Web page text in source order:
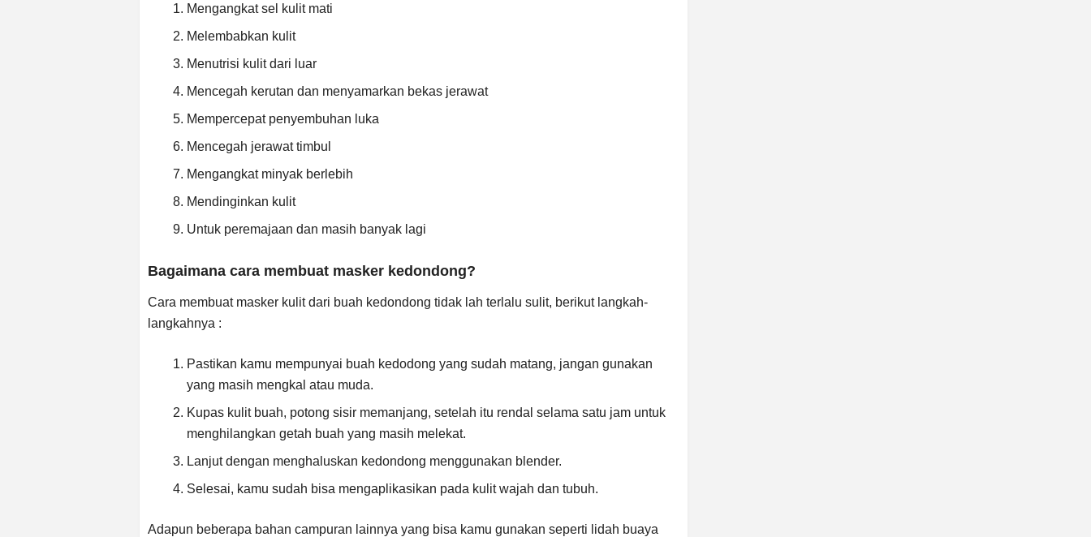
Mengangkat sel kulit mati
Melembabkan kulit
Menutrisi kulit dari luar
Mencegah kerutan dan menyamarkan bekas jerawat
Mempercepat penyembuhan luka
Mencegah jerawat timbul
Mengangkat minyak berlebih
Mendinginkan kulit
Untuk peremajaan dan masih banyak lagi
Bagaimana cara membuat masker kedondong?
Cara membuat masker kulit dari buah kedondong tidak lah terlalu sulit, berikut langkah-
langkahnya :
Pastikan kamu mempunyai buah kedodong yang sudah matang, jangan gunakan
yang masih mengkal atau muda.
Kupas kulit buah, potong sisir memanjang, setelah itu rendal selama satu jam untuk
menghilangkan getah buah yang masih melekat.
Lanjut dengan menghaluskan kedondong menggunakan blender.
Selesai, kamu sudah bisa mengaplikasikan pada kulit wajah dan tubuh.
Adapun beberapa bahan campuran lainnya yang bisa kamu gunakan seperti lidah buaya